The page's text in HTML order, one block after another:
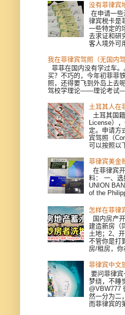
没有菲律宾
在申请一
律宾税卡是
一些特定的
去求证和研
客人境外可
我在菲律宾驾照（无国内
菲菲在国内没有学过车
买？不巧的，今年初菲菲
照，还得要飞到外岛上去
驾校学理论——理论考试
土耳其人在
土耳其国
License）
定。申请方
宾驾照（
可以按照以
菲律宾美金
在菲律宾
料： 一、
UNION
of the
怎样在菲律
国内房产
建造新房（
土地；2、
不管你是打
房/租房，
菲律宾中文
要问菲律
梦绕，不睡
@VBW777
然一分为二
而菲律宾的